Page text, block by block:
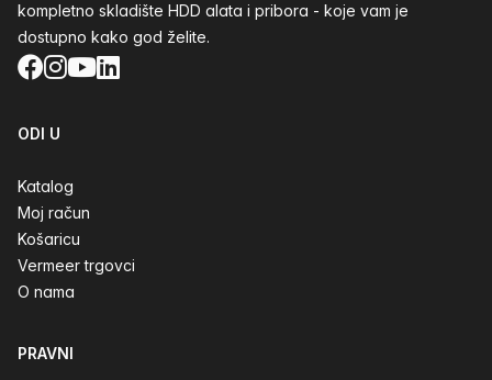
kompletno skladište HDD alata i pribora - koje vam je
dostupno kako god želite.
Facebook
Instagram
YouTube
LinkedIn
ODI U
Katalog
Moj račun
Košaricu
Vermeer trgovci
O nama
PRAVNI